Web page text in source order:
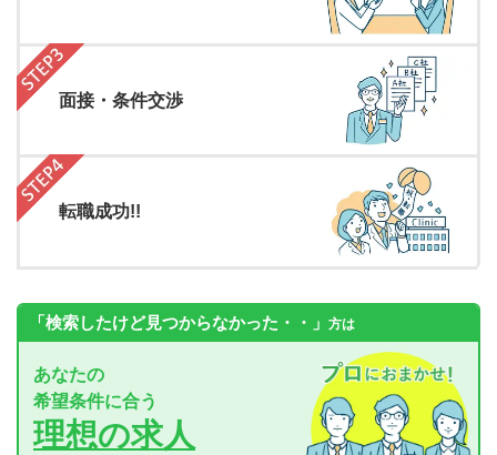
面接・条件交渉
転職成功!!
「検索したけど見つからなかった・・」 方は
あなたの
希望条件に合う
理想の求人